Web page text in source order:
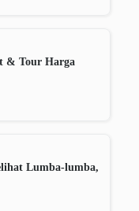
& Tour Harga
Lumba-lumba,